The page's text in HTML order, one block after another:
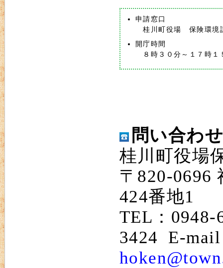
申請窓口
桂川町役場 保険環境
開庁時間
８時３０分～１７時１
問い合わ
桂川町役場
〒820-0696
424番地1
TEL：0948-
3424 E-